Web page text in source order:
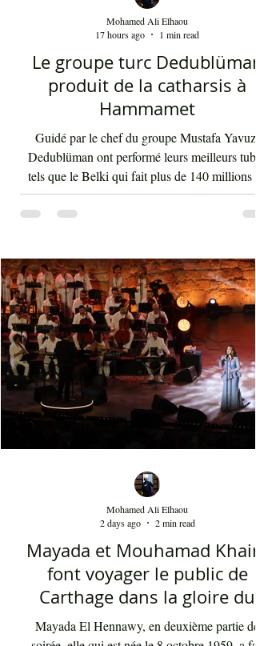
Le groupe turc Dedublüman
produit de la catharsis à
Hammamet
Guidé par le chef du groupe Mustafa Yavuz,
Dedublüman ont performé leurs meilleurs
font la gloire mondiale actuelle de cette bande.
musique de Dedublüman reflète bel et bien
l'identité turque, trouvant harmonieusement sa
place entre les civilisations orientale et
occidentale. Le son de la clarinette est à
d'un cri d'un loup sur les montagnes.
Dédublüm
Mohamed Ali Elhaou
17 hours ago
1 min read
Mayada et Mouhamad Khairy
font voyager le public de
Mohamed Ali Elhaou
2 days ago
2 min read